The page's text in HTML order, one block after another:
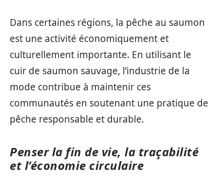
Dans certaines régions, la pêche au saumon
est une activité économiquement et
culturellement importante. En utilisant le
cuir de saumon sauvage, l’industrie de la
mode contribue à maintenir ces
communautés en soutenant une pratique de
pêche responsable et durable.
Penser la fin de vie, la traçabilité
et l’économie circulaire